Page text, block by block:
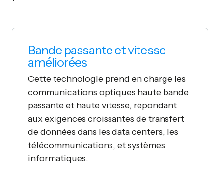
Bande passante et vitesse
améliorées
Cette technologie prend en charge les
communications optiques haute bande
passante et haute vitesse, répondant
aux exigences croissantes de transfert
de données dans les data centers, les
télécommunications, et systèmes
informatiques.